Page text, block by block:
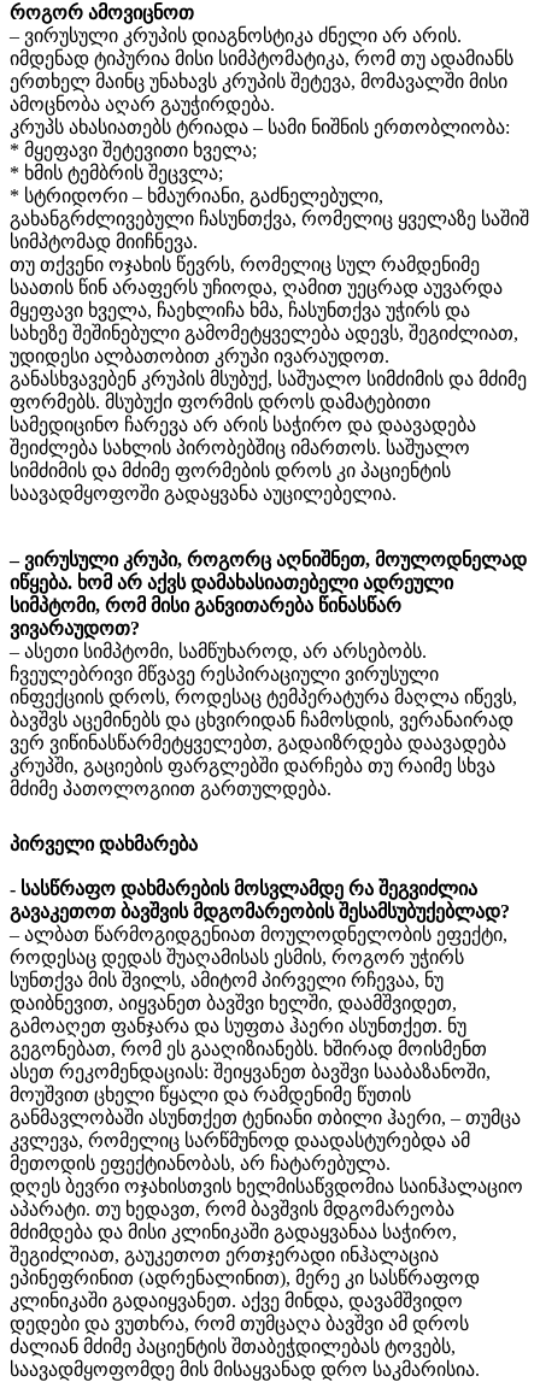
როგორ ამოვიცნოთ
– ვირუსული კრუპის დიაგნოსტიკა ძნელი არ არის.
იმდენად ტიპურია მისი სიმპტომატიკა, რომ თუ ადამიანს
ერთხელ მაინც უნახავს კრუპის შეტევა, მომავალში მისი
ამოცნობა აღარ გაუჭირდება.
კრუპს ახასიათებს ტრიადა – სამი ნიშნის ერთობლიობა:
* მყეფავი შეტევითი ხველა;
* ხმის ტემბრის შეცვლა;
* სტრიდორი – ხმაურიანი, გაძნელებული,
გახანგრძლივებული ჩასუნთქვა, რომელიც ყველაზე საშიშ
სიმპტომად მიიჩნევა.
თუ თქვენი ოჯახის წევრს, რომელიც სულ რამდენიმე
საათის წინ არაფერს უჩიოდა, ღამით უეცრად აუვარდა
მყეფავი ხველა, ჩაეხლიჩა ხმა, ჩასუნთქვა უჭირს და
სახეზე შეშინებული გამომეტყველება ადევს, შეგიძლიათ,
უდიდესი ალბათობით კრუპი ივარაუდოთ.
განასხვავებენ კრუპის მსუბუქ, საშუალო სიმძიმის და მძიმე
ფორმებს. მსუბუქი ფორმის დროს დამატებითი
სამედიცინო ჩარევა არ არის საჭირო და დაავადება
შეიძლება სახლის პირობებშიც იმართოს. საშუალო
სიმძიმის და მძიმე ფორმების დროს კი პაციენტის
საავადმყოფოში გადაყვანა აუცილებელია.
– ვირუსული კრუპი, როგორც აღნიშნეთ, მოულოდნელად
იწყება. ხომ არ აქვს დამახასიათებელი ადრეული
სიმპტომი, რომ მისი განვითარება წინასწარ
ვივარაუდოთ?
– ასეთი სიმპტომი, სამწუხაროდ, არ არსებობს.
ჩვეულებრივი მწვავე რესპირაციული ვირუსული
ინფექციის დროს, როდესაც ტემპერატურა მაღლა იწევს,
ბავშვს აცემინებს და ცხვირიდან ჩამოსდის, ვერანაირად
ვერ ვიწინასწარმეტყველებთ, გადაიზრდება დაავადება
კრუპში, გაციების ფარგლებში დარჩება თუ რაიმე სხვა
მძიმე პათოლოგიით გართულდება.
პირველი დახმარება
- სასწრაფო დახმარების მოსვლამდე რა შეგვიძლია
გავაკეთოთ ბავშვის მდგომარეობის შესამსუბუქებლად?
– ალბათ წარმოგიდგენიათ მოულოდნელობის ეფექტი,
როდესაც დედას შუაღამისას ესმის, როგორ უჭირს
სუნთქვა მის შვილს, ამიტომ პირველი რჩევაა, ნუ
დაიბნევით, აიყვანეთ ბავშვი ხელში, დაამშვიდეთ,
გამოაღეთ ფანჯარა და სუფთა ჰაერი ასუნთქეთ. ნუ
გეგონებათ, რომ ეს გააღიზიანებს. ხშირად მოისმენთ
ასეთ რეკომენდაციას: შეიყვანეთ ბავშვი სააბაზანოში,
მოუშვით ცხელი წყალი და რამდენიმე წუთის
განმავლობაში ასუნთქეთ ტენიანი თბილი ჰაერი, – თუმცა
კვლევა, რომელიც სარწმუნოდ დაადასტურებდა ამ
მეთოდის ეფექტიანობას, არ ჩატარებულა.
დღეს ბევრი ოჯახისთვის ხელმისაწვდომია საინჰალაციო
აპარატი. თუ ხედავთ, რომ ბავშვის მდგომარეობა
მძიმდება და მისი კლინიკაში გადაყვანაა საჭირო,
შეგიძლიათ, გაუკეთოთ ერთჯერადი ინჰალაცია
ეპინეფრინით (ადრენალინით), მერე კი სასწრაფოდ
კლინიკაში გადაიყვანეთ. აქვე მინდა, დავამშვიდო
დედები და ვუთხრა, რომ თუმცაღა ბავშვი ამ დროს
ძალიან მძიმე პაციენტის შთაბეჭდილებას ტოვებს,
საავადმყოფომდე მის მისაყვანად დრო საკმარისია.